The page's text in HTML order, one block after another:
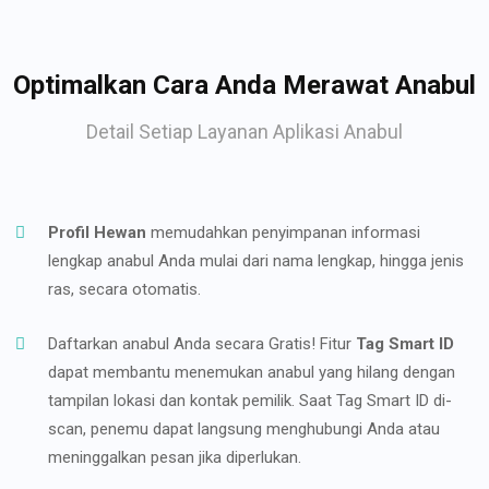
Optimalkan Cara Anda Merawat Anabul
Detail Setiap Layanan Aplikasi Anabul
Profil Hewan memudahkan penyimpanan informasi
lengkap anabul Anda mulai dari nama lengkap, hingga jenis
ras, secara otomatis.
Daftarkan anabul Anda secara Gratis! Fitur Tag Smart ID
dapat membantu menemukan anabul yang hilang dengan
tampilan lokasi dan kontak pemilik. Saat Tag Smart ID di-
scan, penemu dapat langsung menghubungi Anda atau
meninggalkan pesan jika diperlukan.